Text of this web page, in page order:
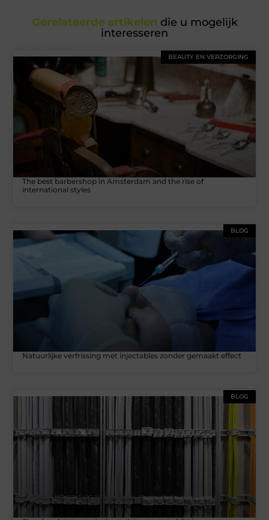
Gerelateerde artikelen die u mogelijk
interesseren
BEAUTY EN VERZORGING
The best barbershop in Amsterdam and the rise of
international styles
BLOG
Natuurlijke verfrissing met injectables zonder gemaakt effect
BLOG